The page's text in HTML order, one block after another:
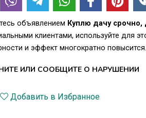
объявлением Куплю дачу
клиентами, используйте для
и эффект многократно повысится.
ИЛИ СООБЩИТЕ О НАРУШЕНИИ
Добавить в Избранное